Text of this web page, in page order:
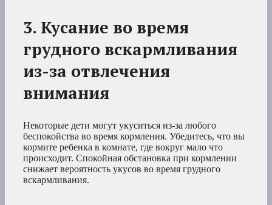
3. Кусание во время
грудного вскармливания
из-за отвлечения
внимания
Некоторые дети могут укуситься из-за любого
беспокойства во время кормления. Убедитесь, что вы
кормите ребенка в комнате, где вокруг мало что
происходит. Спокойная обстановка при кормлении
снижает вероятность укусов во время грудного
вскармливания.